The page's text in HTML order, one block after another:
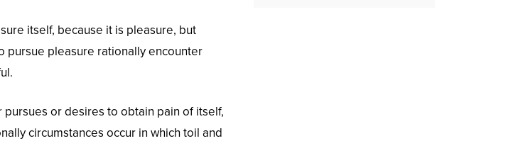
itself, because it is pleasure, but
pursue pleasure rationally encounter
or desires to obtain pain of itself,
circumstances occur in which toil and